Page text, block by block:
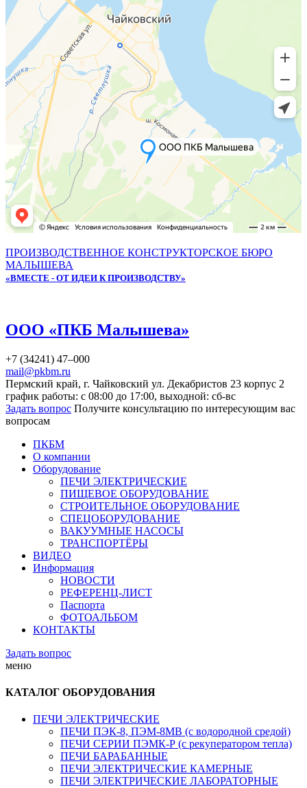
ПРОИЗВОДСТВЕННОЕ КОНСТРУКТОРСКОЕ БЮРО
МАЛЫШЕВА
«ВМЕСТЕ - ОТ ИДЕИ К ПРОИЗВОДСТВУ»
ООО «ПКБ Малышева»
+7 (34241) 47–000
mail@pkbm.ru
Пермский край, г. Чайковский ул. Декабристов 23 корпус 2
график работы: с 08:00 до 17:00, выходной: сб-вс
Задать вопрос Получите консультацию по интересующим вас
вопросам
ПКБМ
О компании
Оборудование
ПЕЧИ ЭЛЕКТРИЧЕСКИЕ
ПИЩЕВОЕ ОБОРУДОВАНИЕ
СТРОИТЕЛЬНОЕ ОБОРУДОВАНИЕ
СПЕЦОБОРУДОВАНИЕ
ВАКУУМНЫЕ НАСОСЫ
ТРАНСПОРТЁРЫ
ВИДЕО
Информация
НОВОСТИ
РЕФЕРЕНЦ-ЛИСТ
Паспорта
ФОТОАЛЬБОМ
КОНТАКТЫ
Задать вопрос
меню
КАТАЛОГ ОБОРУДОВАНИЯ
ПЕЧИ ЭЛЕКТРИЧЕСКИЕ
ПЕЧИ ПЭК-8, ПЭМ-8МВ (с водородной средой)
ПЕЧИ СЕРИИ ПЭМК-Р (с рекуператором тепла)
ПЕЧИ БАРАБАННЫЕ
ПЕЧИ ЭЛЕКТРИЧЕСКИЕ КАМЕРНЫЕ
ПЕЧИ ЭЛЕКТРИЧЕСКИЕ ЛАБОРАТОРНЫЕ